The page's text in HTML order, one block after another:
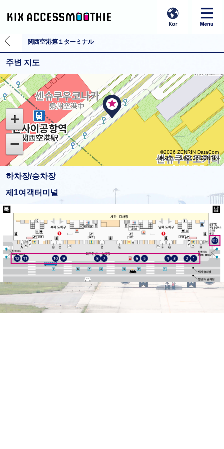
関西空港第１ターミナル
주변 지도
©2026 ZENRIN DataCom
地図データ©2026 ZENRIN
하차장/승차장
제1여객터미널